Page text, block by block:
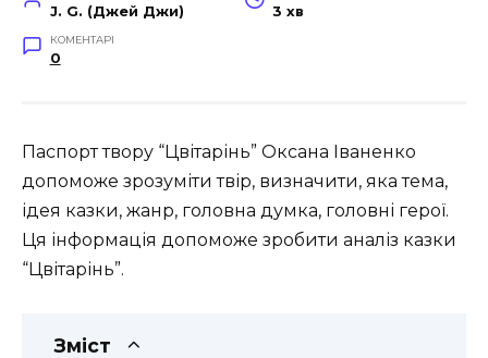
J. G. (Джей Джи) 3 хв
КОМЕНТАРІ
0
Паспорт твору “Цвітарінь” Оксана Іваненко
допоможе зрозуміти твір, визначити, яка тема,
ідея казки, жанр, головна думка, головні герої.
Ця інформація допоможе зробити аналіз казки
“Цвітарінь”.
Зміст